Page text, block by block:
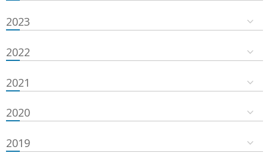
2023
2022
2021
2020
2019